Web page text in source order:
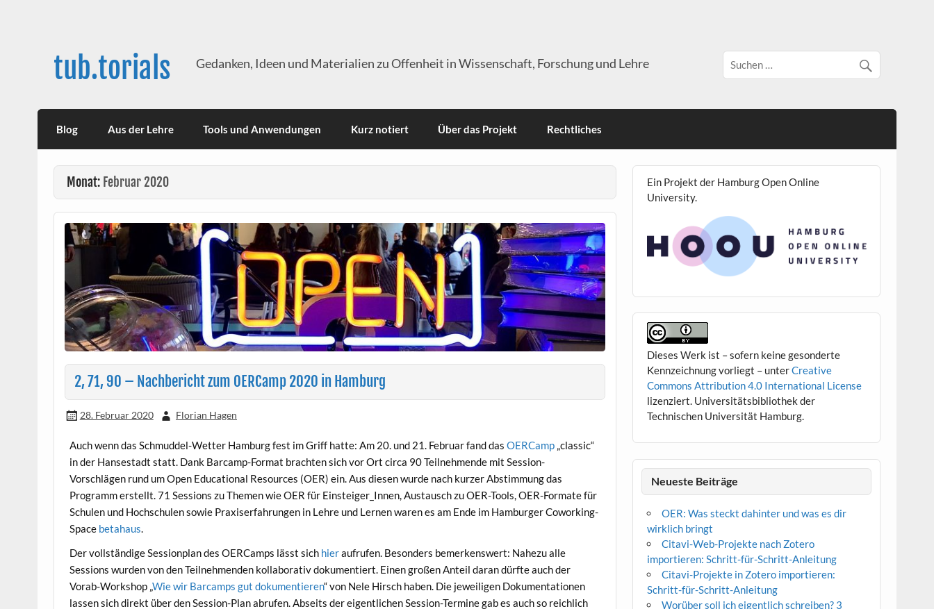
tub.torials Gedanken, Ideen und Materialien zu Offenheit in Wissenschaft, Forschung und Lehre
Blog Aus der Lehre Tools und Anwendungen Kurz notiert Über das Projekt Rechtliches
Monat: Februar 2020
2, 71, 90 – Nachbericht zum OERCamp 2020 in Hamburg
28. Februar 2020 Florian Hagen
Auch wenn das Schmuddel-Wetter Hamburg fest im Griff hatte: Am 20. und 21. Februar fand dasOERCamp „classic“
in der Hansestadt statt. Dank Barcamp-Format brachten sich vor Ort circa 90 Teilnehmende mit Session-
Vorschlägen rund um Open Educational Resources (OER) ein. Aus diesen wurde nach kurzer Abstimmung das
Programm erstellt. 71 Sessions zu Themen wie OER für Einsteiger_Innen, Austausch zu OER-Tools, OER-Formate für
Schulen und Hochschulen sowie Praxiserfahrungen in Lehre und Lernen waren es am Ende im Hamburger Coworking-
Space betahaus.
Der vollständige Sessionplan des OERCamps lässt sich hieraufrufen. Besonders bemerkenswert: Nahezu alle
Sessions wurden von den Teilnehmenden kollaborativ dokumentiert. Einen großen Anteil daran dürfte auch der
Vorab-Workshop „Wie wir Barcamps gut dokumentieren“ von Nele Hirsch haben. Die jeweiligen Dokumentationen
lassen sich direkt über den Session-Plan abrufen. Abseits der eigentlichen Session-Termine gab es auch so reichlich
Ein Projekt der Hamburg Open Online
University.
Dieses Werk ist – sofern keine gesonderte
Kennzeichnung vorliegt – unterCreative
Commons Attribution 4.0 International License
lizenziert. Universitätsbibliothek der
Technischen Universität Hamburg.
Neueste Beiträge
OER: Was steckt dahinter und was es dir
wirklich bringt
Citavi-Web-Projekte nach Zotero
importieren: Schritt-für-Schritt-Anleitung
Citavi-Projekte in Zotero importieren:
Schritt-für-Schritt-Anleitung
Worüber soll ich eigentlich schreiben? 3